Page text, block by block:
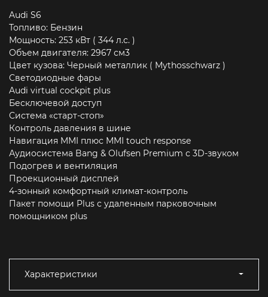
Audi S6
Топливо: Бензин
Мощность: 253 кВт ( 344 л.c. )
Объем двигателя: 2967 см3
Цвет кузова: Черный металлик ( Mythosschwarz )
Светодиодные фары
Audi virtual cockpit plus
Бесключевой доступ
Система «старт-стоп»
Контроль давления в шине
Навигация MMI плюс MMI touch response
Аудиосистема Bang & Olufsen Premium с 3D-звуком
Подогрев и вентиляция
Проекционный дисплей
4-зонный комфортный климат-контроль
Пакет помощи Plus с удаленным парковочным
помощником plus
Характеристики